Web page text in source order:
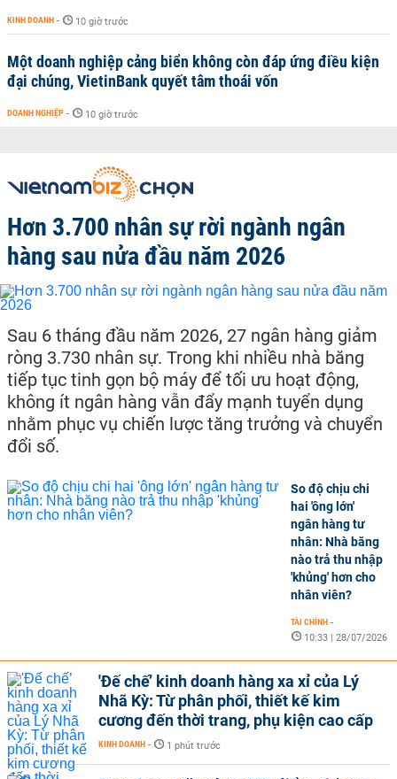
KINH DOANH - 10 giờ trước
Một doanh nghiệp cảng biển không còn đáp ứng điều kiện
đại chúng, VietinBank quyết tâm thoái vốn
DOANH NGHIỆP - 10 giờ trước
Hơn 3.700 nhân sự rời ngành ngân
hàng sau nửa đầu năm 2026
Sau 6 tháng đầu năm 2026, 27 ngân hàng giảm
ròng 3.730 nhân sự. Trong khi nhiều nhà băng
tiếp tục tinh gọn bộ máy để tối ưu hoạt động,
không ít ngân hàng vẫn đẩy mạnh tuyển dụng
nhằm phục vụ chiến lược tăng trưởng và chuyển
đổi số.
So độ chịu chi
hai 'ông lớn'
ngân hàng tư
nhân: Nhà băng
nào trả thu nhập
'khủng' hơn cho
nhân viên?
TÀI CHÍNH -
10:33 | 28/07/2026
'Đế chế’ kinh doanh hàng xa xỉ của Lý
Nhã Kỳ: Từ phân phối, thiết kế kim
cương đến thời trang, phụ kiện cao cấp
KINH DOANH - 1 phút trước